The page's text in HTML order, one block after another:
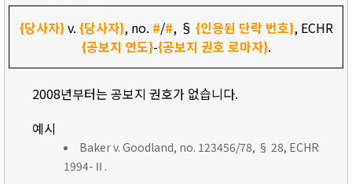
{당사자}v. {당사자}, no. #/#, § {인용된 단락 번호}, ECHR
{공보지 연도}-{공보지 권호 로마자}.
2008년부터는 공보지 권호가 없습니다.
예시
Baker v. Goodland, no. 123456/78, § 28, ECHR
1994-Ⅱ.